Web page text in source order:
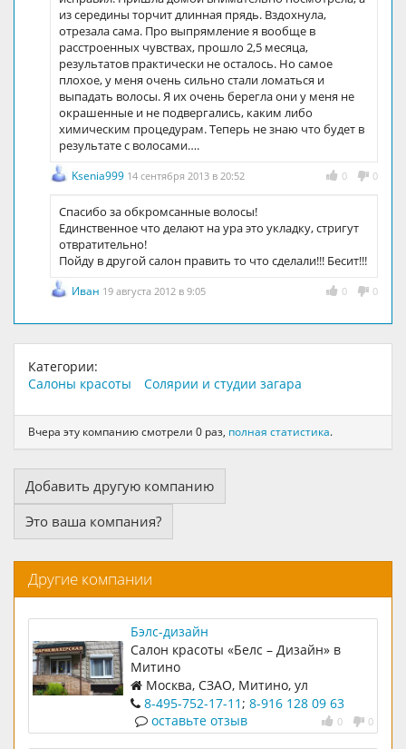
из середины торчит длинная прядь. Вздохнула,
отрезала сама. Про выпрямление я вообще в
расстроенных чувствах, прошло 2,5 месяца,
результатов практически не осталось. Но самое
плохое, у меня очень сильно стали ломаться и
выпадать волосы. Я их очень берегла они у меня не
окрашенные и не подвергались, каким либо
химическим процедурам. Теперь не знаю что будет в
результате с волосами….
0 0
Ksenia999 14 сентября 2013 в 20:52
Спасибо за обкромсанные волосы!
Единственное что делают на ура это укладку, стригут
отвратительно!
Пойду в другой салон править то что сделали!!! Бесит!!!
0 0
Иван 19 августа 2012 в 9:05
Категории:
Салоны красоты
Солярии и студии загара
Вчера эту компанию смотрели 0 раз, полная статистика.
Добавить другую компанию
Это ваша компания?
Другие компании
Бэлс-дизайн
Салон красоты «Белс – Дизайн» в
Митино
Москва, СЗАО, Митино, ул
Барышиха, д 22, корп 1
8-495-752-17-11 ; 8-916 128 09 63
0 0
оставьте отзыв